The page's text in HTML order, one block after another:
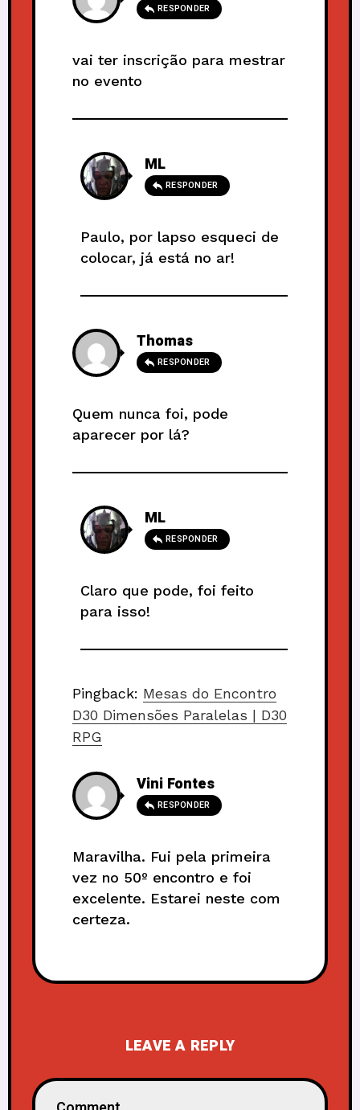
RESPONDER
vai ter inscrição para mestrar
no evento
ML
RESPONDER
Paulo, por lapso esqueci de
colocar, já está no ar!
Thomas
RESPONDER
Quem nunca foi, pode
aparecer por lá?
ML
RESPONDER
Claro que pode, foi feito
para isso!
Pingback: Mesas do Encontro
D30 Dimensões Paralelas | D30
RPG
Vini Fontes
RESPONDER
Maravilha. Fui pela primeira
vez no 50º encontro e foi
excelente. Estarei neste com
certeza.
LEAVE A REPLY